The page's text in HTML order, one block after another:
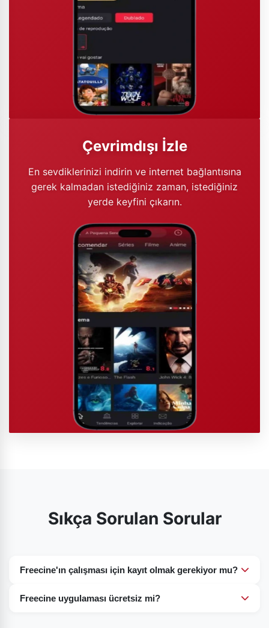
Çevrimdışı İzle
En sevdiklerinizi indirin ve internet bağlantısına
gerek kalmadan istediğiniz zaman, istediğiniz
yerde keyfini çıkarın.
Sıkça Sorulan Sorular
Freecine'ın çalışması için kayıt olmak gerekiyor mu?
söz konusu değil. Videoları izlemek için gereksiz bir kayıt
Freecine uygulaması ücretsiz mi?